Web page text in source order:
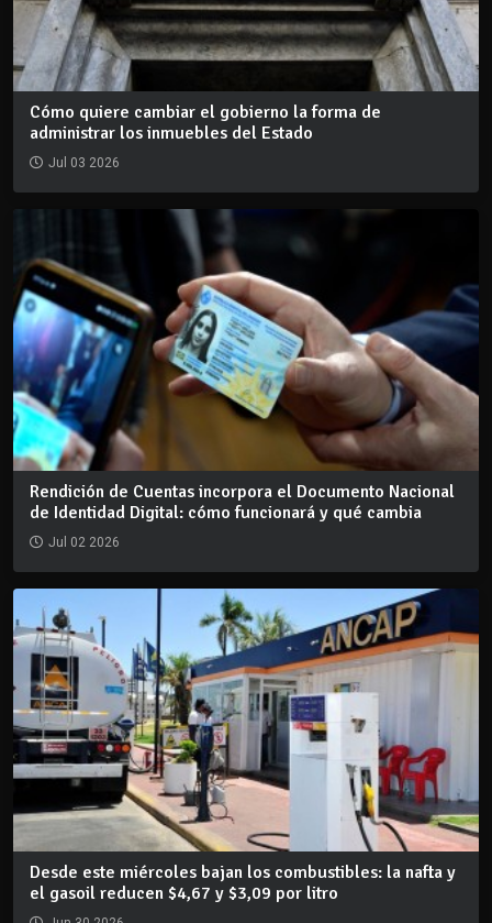
Cómo quiere cambiar el gobierno la forma de
administrar los inmuebles del Estado
Jul 03 2026
Rendición de Cuentas incorpora el Documento Nacional
de Identidad Digital: cómo funcionará y qué cambia
Jul 02 2026
Desde este miércoles bajan los combustibles: la nafta y
el gasoil reducen $4,67 y $3,09 por litro